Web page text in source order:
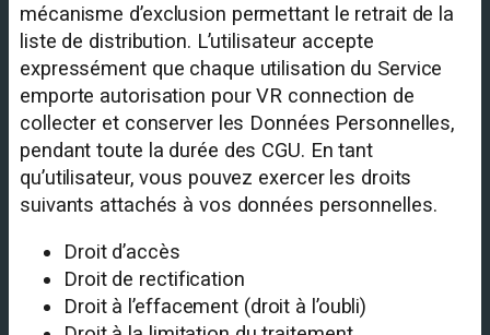
mécanisme d’exclusion permettant le retrait de la
liste de distribution. L’utilisateur accepte
expressément que chaque utilisation du Service
emporte autorisation pour VR connection de
collecter et conserver les Données Personnelles,
pendant toute la durée des CGU. En tant
qu’utilisateur, vous pouvez exercer les droits
suivants attachés à vos données personnelles.
Droit d’accès
Droit de rectification
Droit à l’effacement (droit à l’oubli)